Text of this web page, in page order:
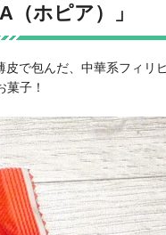
（ホピア）」
で包んだ、中華系フィリ
子！